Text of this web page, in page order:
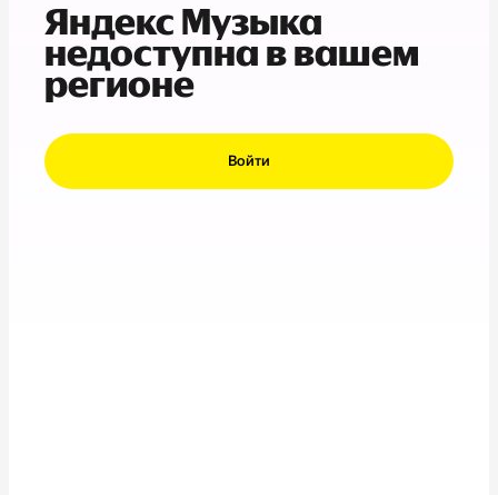
Яндекс Музыка
недоступна в вашем
регионе
Войти